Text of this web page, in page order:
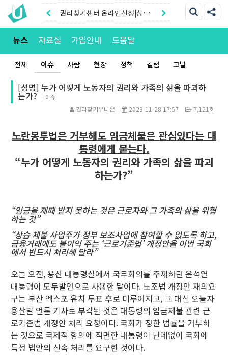
권리찾기센터 온라인신청|상담
톡
권리찾기유니온 조합원|후원안
뉴스 자료실 가입안내 도움말
전체 이슈 사람 현장 정책 칼럼 고발
[성명] 누가 어떻게 노동자의 권리와 가족의 삶을 파괴하
는가? | 이슈
권리찾기유니온 2023-11-28 17:57 7,121회
노란봉투법은 거부해도 임금체불은 관심있다는 대
통령에게 묻는다.
“누가 어떻게 노동자의 권리와 가족의 삶을 파괴
하는가?”
“임금을 제때 받지 못하는 것은 근로자와 그 가족의 삶을 위협
하는 것”
“상습 체불 사업주가 정부 보조사업에 참여할 수 없도록 하고,
금융거래에도 불이익 주는 ‘근로기준법’ 개정안을 이번 국회
에서 반드시 처리해 달라”
오늘 오전, 용산 대통령실에서 국무회의를 주재하던 윤석열
대통령이 모두발언으로 사용한 말이다. 노조법 개정안 재의요
구는 부산 엑스포 유치 투표 후로 미루어지고, 그 대신 오늘자
용산발 언론 기사로 부각된 것은 대통령의 임금체불 관련 근
로기준법 개정안 처리 요청이다. 국회가 정한 법률을 거부하
는 것으로 국제적 항의에 직면한 대통령이 난데없이 국회에
특정 법안의 신속 처리를 요구한 것이다.